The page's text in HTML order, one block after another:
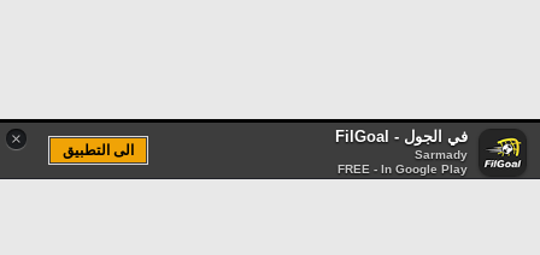
× في الجول - FilGoal
Sarmady
FREE - In Google Play
الى التطبيق